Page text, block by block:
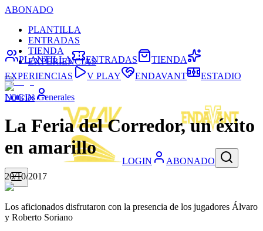
ABONADO
PLANTILLA
ENTRADAS
TIENDA
EXPERIENCIAS
LOGIN
LOGIN ABONADO
PLANTILLA ENTRADAS
TIENDA
EXPERIENCIAS
V PLAY ENDAVANT ESTADIO
Noticias Generales
La Feria del Corredor, un éxito
en amarillo
20/10/2017
Los aficionados disfrutaron con la presencia de los jugadores Álvaro
y Roberto Soriano